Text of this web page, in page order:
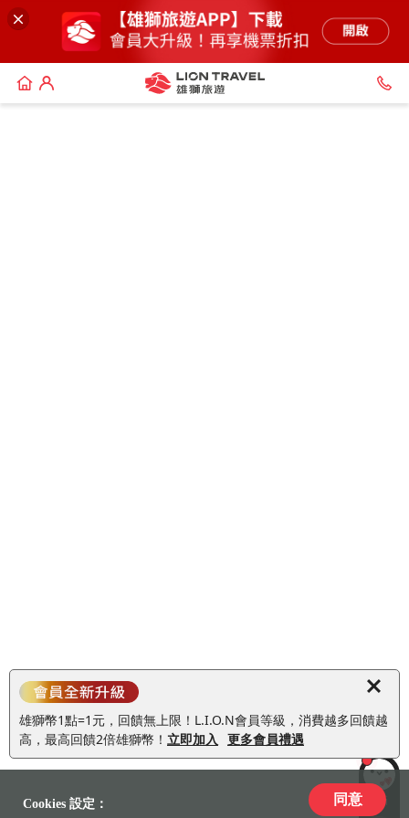
雄獅幣1點=1元，回饋無上限！L.I.O.N會員等級，消費越多回饋越
高，最高回饋2倍雄獅幣！ 立即加入 更多會員禮遇
LiLi
Cookies 設定： 同意